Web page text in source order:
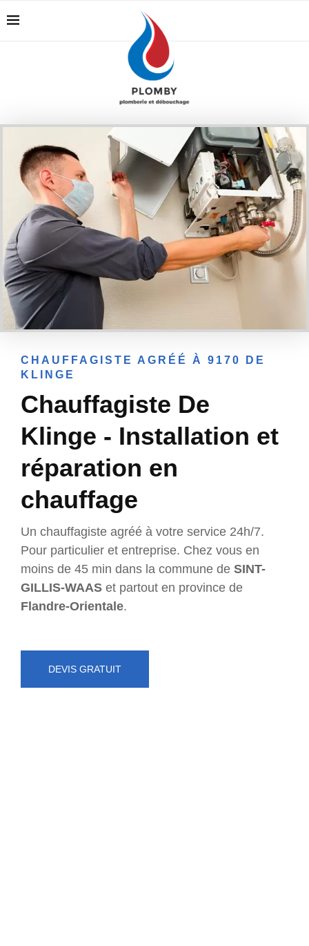
CHAUFFAGISTE AGRÉÉ À 9170 DE
KLINGE
Chauffagiste De
Klinge - Installation et
réparation en
chauffage
Un chauffagiste agréé à votre service 24h/7.
Pour particulier et entreprise. Chez vous en
moins de 45 min dans la commune de SINT-
GILLIS-WAAS et partout en province de
Flandre-Orientale.
DEVIS GRATUIT